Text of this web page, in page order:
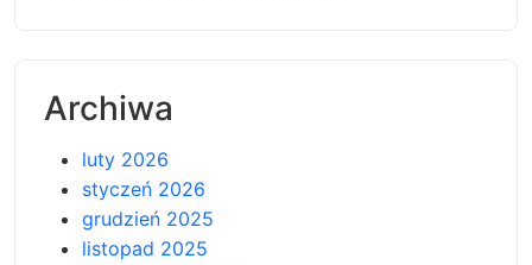
Archiwa
luty 2026
styczeń 2026
grudzień 2025
listopad 2025